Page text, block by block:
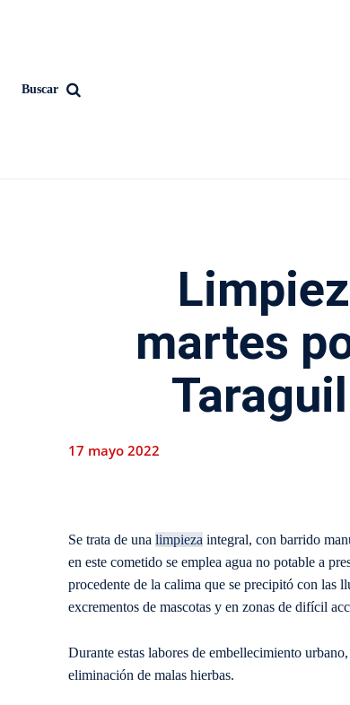
Buscar
martes
17 mayo 2022
Se trata de una limpieza integral, con barrido
en este cometido se emplea agua no potable a
procedente de la calima que se precipitó con las
excrementos de mascotas y en zonas de difícil
Durante estas labores de embellecimiento
eliminación de malas hierbas.